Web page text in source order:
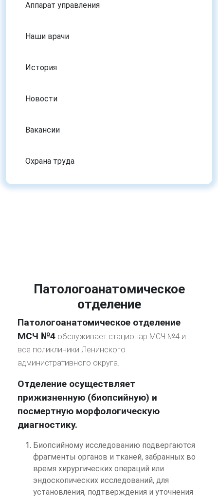
Аппарат управления
Наши врачи
История
Новости
Вакансии
Охрана труда
Патологоанатомическое
отделение
Патологоанатомическое отделение
МСЧ №4 обслуживает стационар МСЧ №4 и
все поликлиники Ленинского
административного округа.
Отделение осуществляет
прижизненную (биопсийную) и
посмертную морфологическую
диагностику.
Биопсийному исследованию подвергаются
фрагменты органов и тканей, забранных во
время хирургических операций или
эндоскопических исследований, для
установления, подтверждения и уточнения